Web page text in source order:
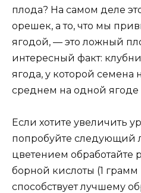
плода? На самом деле
орешек, а то, что мы
ягодой, — это ложный
интересный факт:
ягода, у которой семена
среднем на одной ягоде
Если хотите увеличить
попробуйте следующий
цветением обработайте
борной кислоты (1 грамм
способствует лучшему